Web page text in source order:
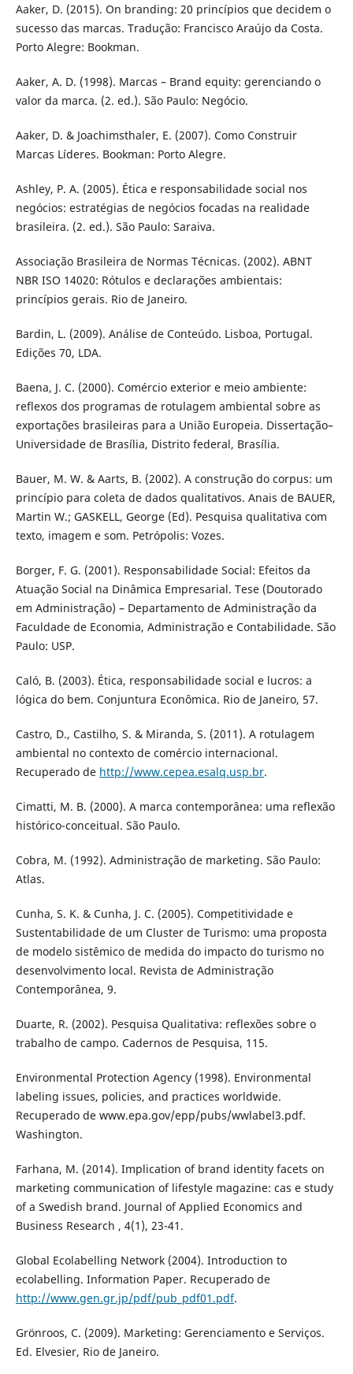
Aaker, D. (2015). On branding: 20 princípios que decidem o
sucesso das marcas. Tradução: Francisco Araújo da Costa.
Porto Alegre: Bookman.
Aaker, A. D. (1998). Marcas – Brand equity: gerenciando o
valor da marca. (2. ed.). São Paulo: Negócio.
Aaker, D. & Joachimsthaler, E. (2007). Como Construir
Marcas Líderes. Bookman: Porto Alegre.
Ashley, P. A. (2005). Ética e responsabilidade social nos
negócios: estratégias de negócios focadas na realidade
brasileira. (2. ed.). São Paulo: Saraiva.
Associação Brasileira de Normas Técnicas. (2002). ABNT
NBR ISO 14020: Rótulos e declarações ambientais:
princípios gerais. Rio de Janeiro.
Bardin, L. (2009). Análise de Conteúdo. Lisboa, Portugal.
Edições 70, LDA.
Baena, J. C. (2000). Comércio exterior e meio ambiente:
reflexos dos programas de rotulagem ambiental sobre as
exportações brasileiras para a União Europeia. Dissertação–
Universidade de Brasília, Distrito federal, Brasília.
Bauer, M. W. & Aarts, B. (2002). A construção do corpus: um
princípio para coleta de dados qualitativos. Anais de BAUER,
Martin W.; GASKELL, George (Ed). Pesquisa qualitativa com
texto, imagem e som. Petrópolis: Vozes.
Borger, F. G. (2001). Responsabilidade Social: Efeitos da
Atuação Social na Dinâmica Empresarial. Tese (Doutorado
em Administração) – Departamento de Administração da
Faculdade de Economia, Administração e Contabilidade. São
Paulo: USP.
Caló, B. (2003). Ética, responsabilidade social e lucros: a
lógica do bem. Conjuntura Econômica. Rio de Janeiro, 57.
Castro, D., Castilho, S. & Miranda, S. (2011). A rotulagem
ambiental no contexto de comércio internacional.
Recuperado de http://www.cepea.esalq.usp.br.
Cimatti, M. B. (2000). A marca contemporânea: uma reflexão
histórico-conceitual. São Paulo.
Cobra, M. (1992). Administração de marketing. São Paulo:
Atlas.
Cunha, S. K. & Cunha, J. C. (2005). Competitividade e
Sustentabilidade de um Cluster de Turismo: uma proposta
de modelo sistêmico de medida do impacto do turismo no
desenvolvimento local. Revista de Administração
Contemporânea, 9.
Duarte, R. (2002). Pesquisa Qualitativa: reflexões sobre o
trabalho de campo. Cadernos de Pesquisa, 115.
Environmental Protection Agency (1998). Environmental
labeling issues, policies, and practices worldwide.
Recuperado de www.epa.gov/epp/pubs/wwlabel3.pdf.
Washington.
Farhana, M. (2014). Implication of brand identity facets on
marketing communication of lifestyle magazine: cas e study
of a Swedish brand. Journal of Applied Economics and
Business Research , 4(1), 23-41.
Global Ecolabelling Network (2004). Introduction to
ecolabelling. Information Paper. Recuperado de
http://www.gen.gr.jp/pdf/pub_pdf01.pdf.
Grönroos, C. (2009). Marketing: Gerenciamento e Serviços.
Ed. Elvesier, Rio de Janeiro.